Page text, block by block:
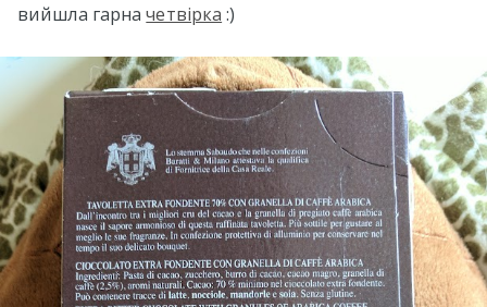
вийшла гарначетвірка :)